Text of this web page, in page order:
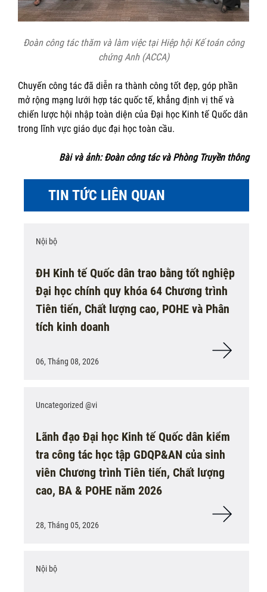
Đoàn công tác thăm và làm việc tại Hiệp hội Kế toán công
chứng Anh (ACCA)
Chuyến công tác đã diễn ra thành công tốt đẹp, góp phần
mở rộng mạng lưới hợp tác quốc tế, khẳng định vị thế và
chiến lược hội nhập toàn diện của Đại học Kinh tế Quốc dân
trong lĩnh vực giáo dục đại học toàn cầu.
Bài và ảnh: Đoàn công tác và Phòng Truyền thông
TIN TỨC LIÊN QUAN
Nội bộ
ĐH Kinh tế Quốc dân trao bằng tốt nghiệp
Đại học chính quy khóa 64 Chương trình
Tiên tiến, Chất lượng cao, POHE và Phân
tích kinh doanh
06, Tháng 08, 2026
Uncategorized @vi
Lãnh đạo Đại học Kinh tế Quốc dân kiểm
tra công tác học tập GDQP&AN của sinh
viên Chương trình Tiên tiến, Chất lượng
cao, BA & POHE năm 2026
28, Tháng 05, 2026
Nội bộ